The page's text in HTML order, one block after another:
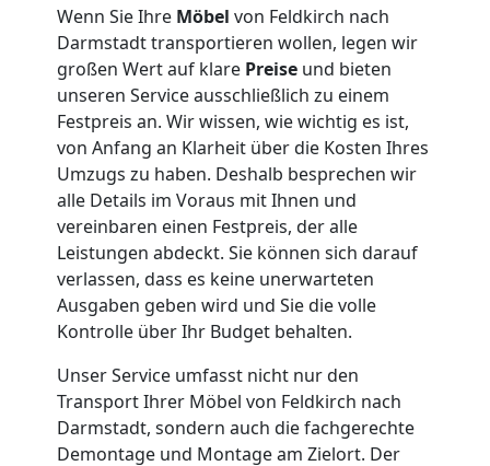
Wenn Sie Ihre Möbel von Feldkirch nach
Darmstadt transportieren wollen, legen wir
großen Wert auf klare Preise und bieten
unseren Service ausschließlich zu einem
Festpreis an. Wir wissen, wie wichtig es ist,
von Anfang an Klarheit über die Kosten Ihres
Umzugs zu haben. Deshalb besprechen wir
alle Details im Voraus mit Ihnen und
vereinbaren einen Festpreis, der alle
Leistungen abdeckt. Sie können sich darauf
verlassen, dass es keine unerwarteten
Ausgaben geben wird und Sie die volle
Kontrolle über Ihr Budget behalten.
Unser Service umfasst nicht nur den
Transport Ihrer Möbel von Feldkirch nach
Darmstadt, sondern auch die fachgerechte
Demontage und Montage am Zielort. Der
Feldkirch
Kleiner
Umzug
Feldkirch
Küchenumzug
Feldkirch
Umzug